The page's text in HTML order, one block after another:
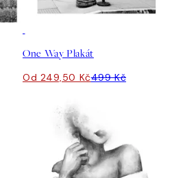
One Way Plakát
Od 249,50 Kč499 Kč